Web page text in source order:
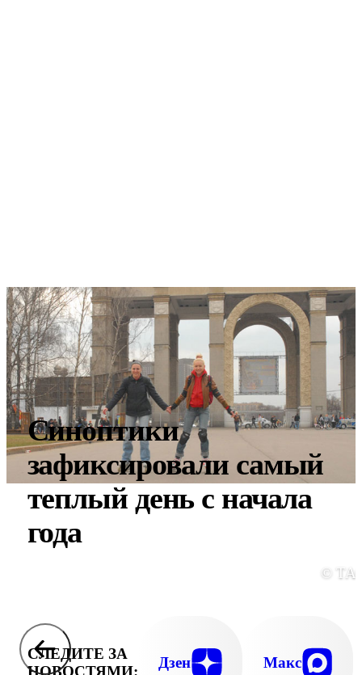
Синоптики
зафиксировали самый
теплый день с начала
года
©
СЛЕДИТЕ ЗА
НОВОСТЯМИ:
Дзен Макс